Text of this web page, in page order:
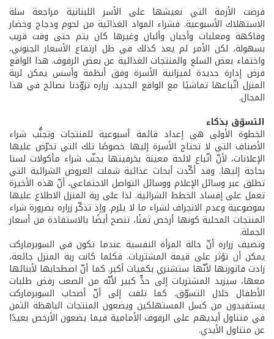
فرضت الأزمة التي نعيشها على الأسر اللبنانية مراجعة سلة
الاستهلاك الأسبوعية. فشراء المواد الغذائية من لحوم ودجاج وخضار
وفاكهة ومعلبات وأجبان وألبان وغيرها كان يتم حتى وقت قريب
بسهولة، لكن الأمر لم يعد كذلك في ظل ارتفاع الأسعار الجنوني،
واختفاء بعض السلع والمنتجات الغذائية عن بعض الرفوف. هذا الواقع
فرض إدارة جديدة لميزانية الأسرة وفق أنظمة وأسس يمكن لربة
المنزل اتّباعها تماشيًا مع الواقع الجديد. زراره تزوّدنا نصائح في هذا
المجال.
التسوّق بذكاء
الخطوة الأولى هي إعداد قائمة أسبوعية للمنتجات وتجنُّب شراء
الأصناف التي لا تحتاج الأسرة إليها خصوصًا تلك التي تحرّض عليها
الإعلانات، لأنّ اتّباع لائحة معينة بحَرفيتها يجنّب شراء مأكولات لسنا
بحاجة إليها. وقد أكّدت أبحاث غذائية شملت العروض الشرائية التي
تطلق عبر وسائل الإعلام ووسائل التواصل الاجتماعي، أنّ هذه الأخيرة
تعمل على إفساد الخطط الشرائية. لذا على ربة المنزل الاطلاع عليها
بموضوعية وعدم الانجراف لشراء ما لا يلزم. وإذ تذكّر زراره بضرورة شراء
المنتجات المحلية كونها أرخص ثمنًا، تنصح أيضًا بالاستفادة من أسعار
الجملة.
وتضيف زراره أنّ حالة المرأة النفسية عندما تكون في السوبرماركت
يمكن أن تؤثر على قيمة المشتريات. فكلما كانت ربة المنزل جائعة،
زادت فاتورتها لأنّها ستشتري بكميات أكبر. كما أنّ اصطحابها لأبنائها
معها، سيزيد المشتريات إلى حدٍّ كبير لأنّه من الصعب رفض طلبات
الأطفال خلال التسوّق. كما تلفت إلى أنّ أصحاب السوبرماركت
يستفيدون من كسل المستهلكين ويضعون المنتجات الباهظة الثمن
في متناول أيديهم على الرفوف الأمامية فيما يضعون الأرخص بعيدًا
عن متناول الأيدي.